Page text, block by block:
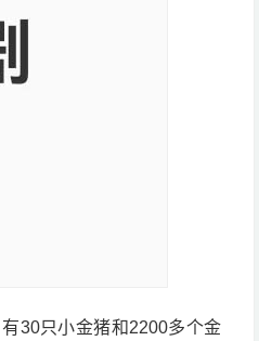
30只小金猪和2200多个金